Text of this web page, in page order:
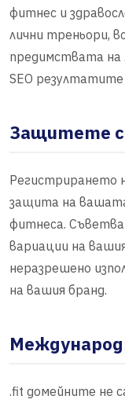
фитнес и
лични треньори,
предимствата на
SEO резултатите
Защитете
Регистрирането
защита на
фитнеса.
вариации на
неразрешено
на вашия бранд.
.fit домейните не